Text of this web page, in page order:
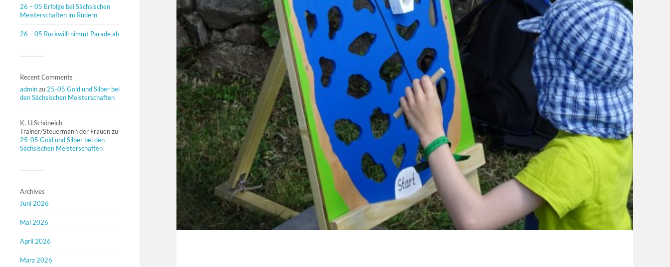
26 – 05 Erfolge bei Sächsischen
Meisterschaften im Rudern
26 – 05 Ruckwilli nimmt Parade ab
Recent Comments
adminzu 25-05 Gold und Silber bei
den Sächsischen Meisterschaften
K.-U.Schöneich
Trainer/Steuermann der Frauenzu
25-05 Gold und Silber bei den
Sächsischen Meisterschaften
Archives
Juni 2026
Mai 2026
April 2026
März 2026